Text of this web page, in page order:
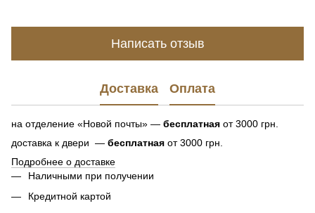
Написать отзыв
Доставка Оплата
на отделение «Новой почты» — бесплатная от 3000 грн.
доставка к двери — бесплатная от 3000 грн.
Подробнее о доставке
Наличными при получении
Кредитной картой